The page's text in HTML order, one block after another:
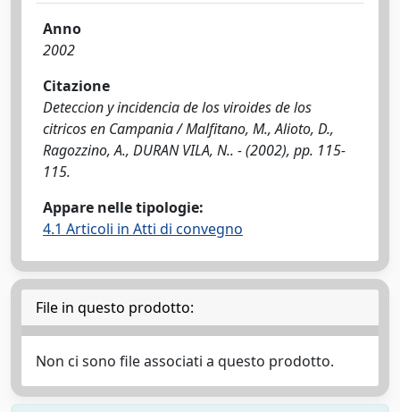
Anno
2002
Citazione
Deteccion y incidencia de los viroides de los
citricos en Campania / Malfitano, M., Alioto, D.,
Ragozzino, A., DURAN VILA, N.. - (2002), pp. 115-
115.
Appare nelle tipologie:
4.1 Articoli in Atti di convegno
File in questo prodotto:
Non ci sono file associati a questo prodotto.